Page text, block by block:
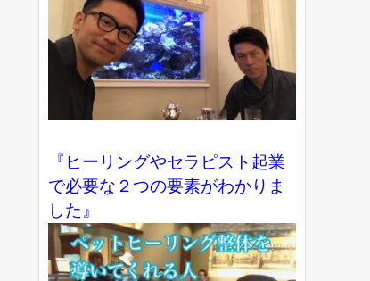
『ヒーリングやセラピスト起業
で必要な２つの要素がわかりま
した』